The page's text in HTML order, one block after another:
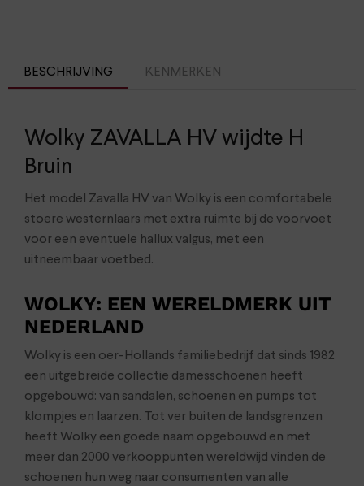
BESCHRIJVING KENMERKEN
Wolky ZAVALLA HV wijdte H
Bruin
Het model Zavalla HV van Wolky is een comfortabele
stoere westernlaars met extra ruimte bij de voorvoet
voor een eventuele hallux valgus, met een
uitneembaar voetbed.
WOLKY: EEN WERELDMERK UIT
NEDERLAND
Wolky is een oer-Hollands familiebedrijf dat sinds 1982
een uitgebreide collectie damesschoenen heeft
opgebouwd: van sandalen, schoenen en pumps tot
klompjes en laarzen. Tot ver buiten de landsgrenzen
heeft Wolky een goede naam opgebouwd en met
meer dan 2000 verkooppunten wereldwijd vinden de
schoenen hun weg naar consumenten van alle